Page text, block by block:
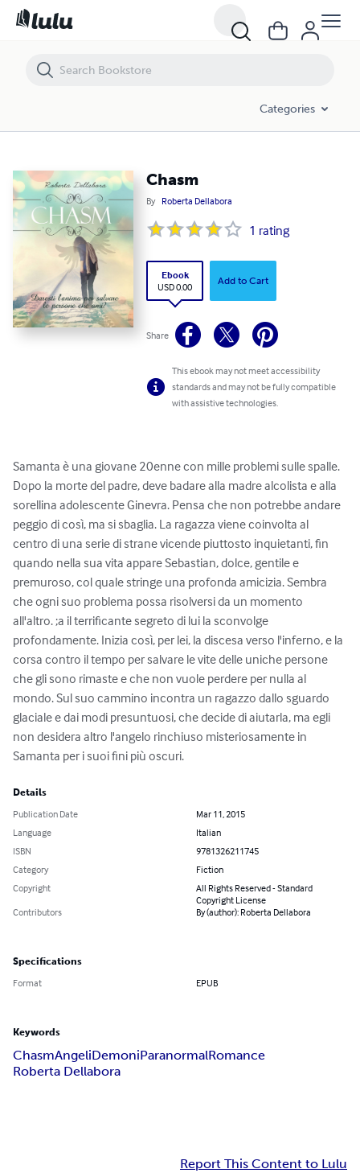
Categories
Chasm
By Roberta Dellabora
1 rating
Ebook
USD 0.00
Add to Cart
Share
This ebook may not meet accessibility
standards and may not be fully compatible
with assistive technologies.
Samanta è una giovane 20enne con mille problemi sulle spalle.
Dopo la morte del padre, deve badare alla madre alcolista e alla
sorellina adolescente Ginevra. Pensa che non potrebbe andare
peggio di così, ma si sbaglia. La ragazza viene coinvolta al
centro di una serie di strane vicende piuttosto inquietanti, fin
quando nella sua vita appare Sebastian, dolce, gentile e
premuroso, col quale stringe una profonda amicizia. Sembra
che ogni suo problema possa risolversi da un momento
all'altro. ;a il terrificante segreto di lui la sconvolge
profondamente. Inizia così, per lei, la discesa verso l'inferno, e la
corsa contro il tempo per salvare le vite delle uniche persone
che gli sono rimaste e che non vuole perdere per nulla al
mondo. Sul suo cammino incontra un ragazzo dallo sguardo
glaciale e dai modi presuntuosi, che decide di aiutarla, ma egli
non desidera altro l'angelo rinchiuso misteriosamente in
Samanta per i suoi fini più oscuri.
Details
Publication Date
Mar 11, 2015
Language
Italian
ISBN
9781326211745
Category
Fiction
Copyright
All Rights Reserved - Standard
Copyright License
Contributors
By (author): Roberta Dellabora
Specifications
Format EPUB
Keywords
ChasmAngeliDemoniParanormalRomance
Roberta Dellabora
Report This Content to Lulu
Chasm